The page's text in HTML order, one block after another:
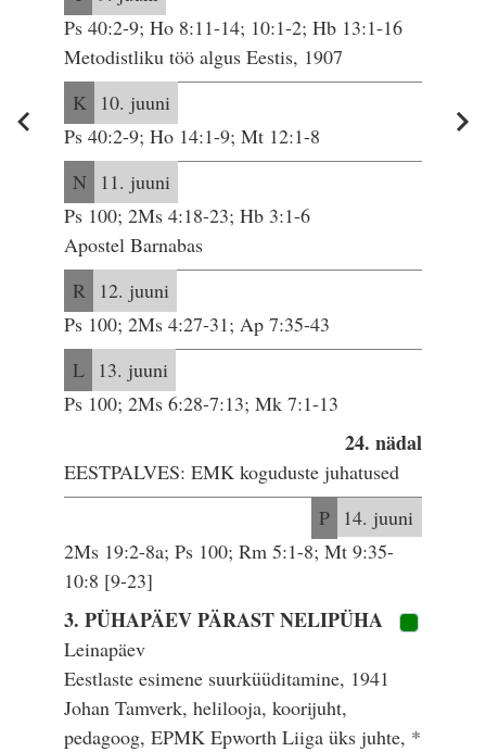
Ps 40:2-9; Ho 8:11-14; 10:1-2; Hb 13:1-16
Metodistliku töö algus Eestis, 1907
K
10. juuni
Ps 40:2-9; Ho 14:1-9; Mt 12:1-8
N
11. juuni
Ps 100; 2Ms 4:18-23; Hb 3:1-6
Apostel Barnabas
R
12. juuni
Ps 100; 2Ms 4:27-31; Ap 7:35-43
L
13. juuni
Ps 100; 2Ms 6:28-7:13; Mk 7:1-13
24. nädal
EESTPALVES: EMK koguduste juhatused
P 14. juuni
2Ms 19:2-8a; Ps 100; Rm 5:1-8; Mt 9:35-
10:8 [9-23]
3. PÜHAPÄEV PÄRAST NELIPÜHA
Leinapäev
Eestlaste esimene suurküüditamine, 1941
Johan Tamverk, helilooja, koorijuht,
pedagoog, EPMK Epworth Liiga üks juhte, *